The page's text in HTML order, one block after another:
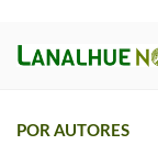
POR AUTORES